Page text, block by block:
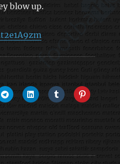
blow up.